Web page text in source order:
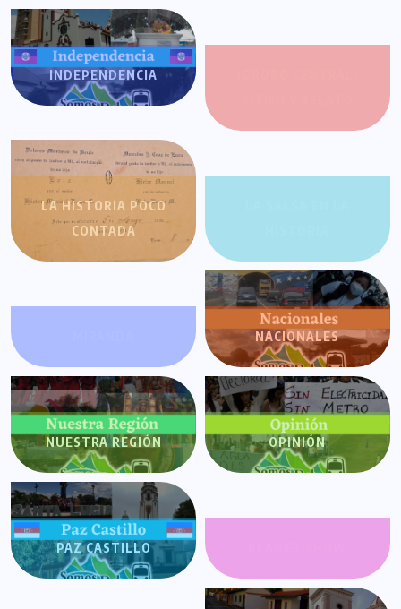
INDEPENDENCIA
LA HISTORIA POCO
CONTADA
NACIONALES
NUESTRA REGIÓN OPINIÓN
PAZ CASTILLO